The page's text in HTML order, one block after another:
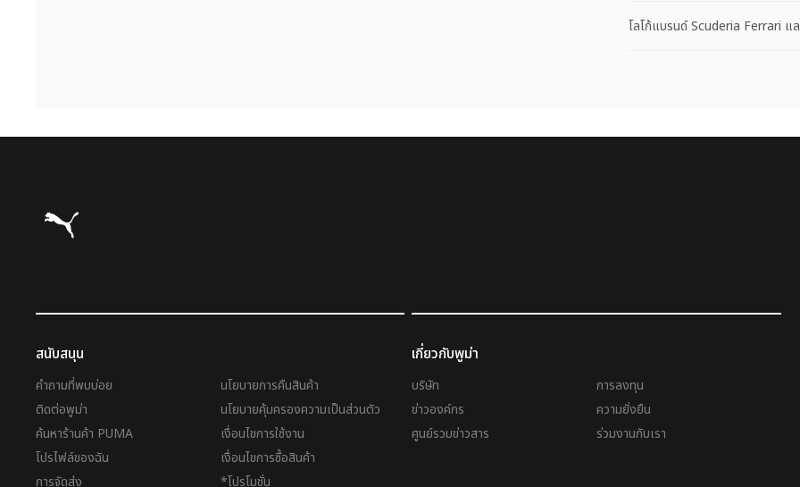
โลโก้แบรนด์ Scuderia Ferrari แ
Puma โฮม
สนับสนุน
คำถามที่พบบ่อย
ติดต่อพูม่า
ค้นหาร้านค้า PUMA
โปรไฟล์ของฉัน
การจัดส่ง
นโยบายการคืนสินค้า
นโยบายคุ้มครองความเป็นส่วนตัว
เงื่อนไขการใช้งาน
เงื่อนไขการซื้อสินค้า
*โปรโมชั่น
เกี่ยวกับพูม่า
บริษัท
ข่าวองค์กร
ศูนย์รวมข่าวสาร
การลงทุน
ความยั่งยืน
ร่วมงานกับเรา